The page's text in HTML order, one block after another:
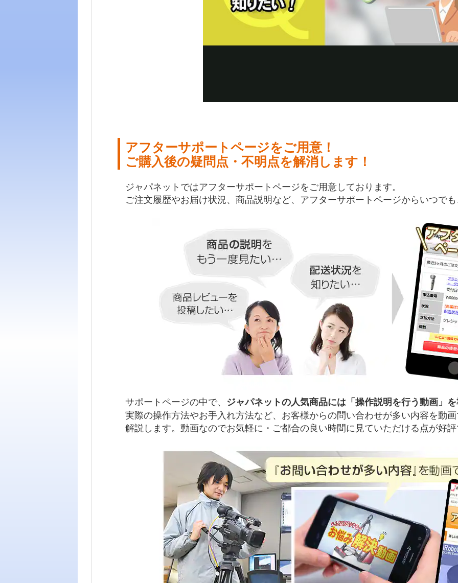
アフターサポートページをご用意！
ご購入後の疑問点・不明点を解消します！
ジャパネットではアフターサポートページをご用意しております。
ご注文履歴やお届け状況、商品説明など、アフターサポートページからいつで
サポートページの中で、 ジャパネットの人気商品には「操作説明を行う動画」
実際の操作方法やお手入れ方法など、お客様からの問い合わせが多い内容を動
解説します。動画なのでお気軽に・ご都合の良い時間に見ていただける点が好